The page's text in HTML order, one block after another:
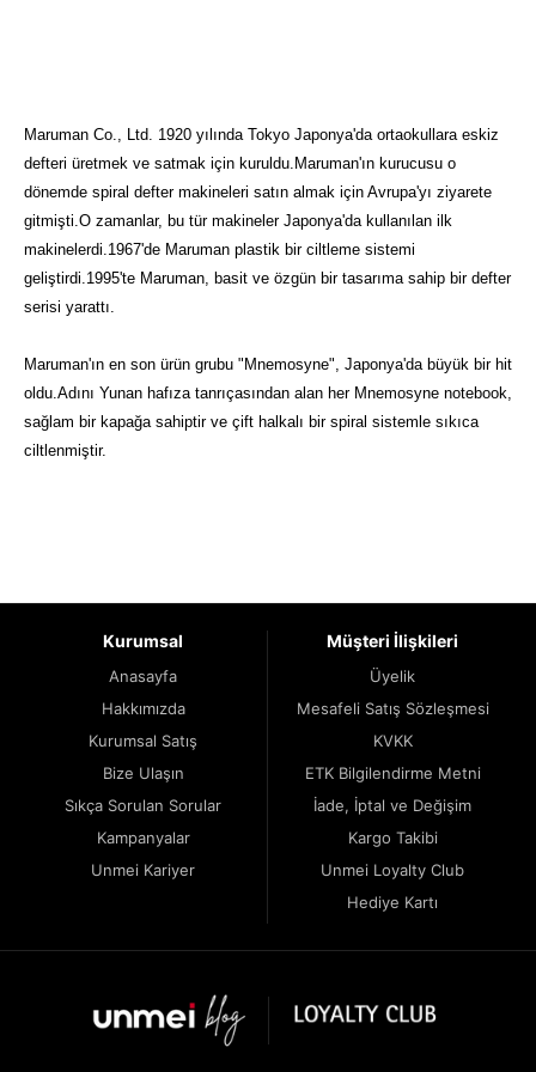
Maruman Co., Ltd. 1920 yılında Tokyo Japonya'da ortaokullara eskiz
defteri üretmek ve satmak için kuruldu.Maruman'ın kurucusu o
dönemde spiral defter makineleri satın almak için Avrupa'yı ziyarete
gitmişti.O zamanlar, bu tür makineler Japonya'da kullanılan ilk
makinelerdi.1967'de Maruman plastik bir ciltleme sistemi
geliştirdi.1995'te Maruman, basit ve özgün bir tasarıma sahip bir defter
serisi yarattı.
Maruman'ın en son ürün grubu "Mnemosyne", Japonya'da büyük bir hit
oldu.Adını Yunan hafıza tanrıçasından alan her Mnemosyne notebook,
sağlam bir kapağa sahiptir ve çift halkalı bir spiral sistemle sıkıca
ciltlenmiştir.
Kurumsal
Anasayfa
Hakkımızda
Kurumsal Satış
Bize Ulaşın
Sıkça Sorulan Sorular
Kampanyalar
Unmei Kariyer
Müşteri İlişkileri
Üyelik
Mesafeli Satış Sözleşmesi
KVKK
ETK Bilgilendirme Metni
İade, İptal ve Değişim
Kargo Takibi
Unmei Loyalty Club
Hediye Kartı